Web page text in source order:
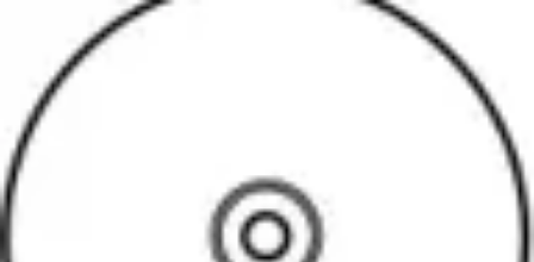
Software Fácil
Selección de Software
Integración de Software
TutorialesGuías Prácticas